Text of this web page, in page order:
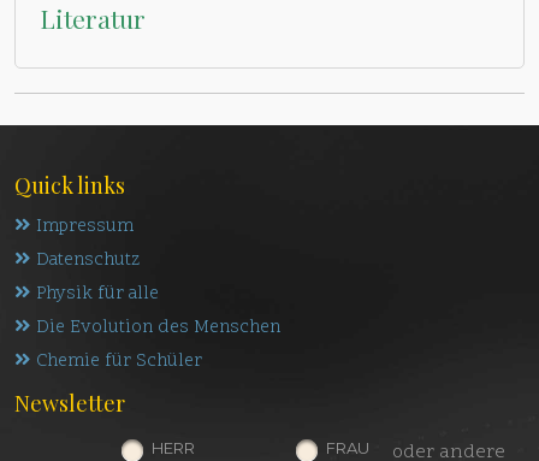
Literatur
Quick links
Impressum
Datenschutz
Physik für alle
Die Evolution des Menschen
Chemie für Schüler
Newsletter
HERR FRAU oder andere